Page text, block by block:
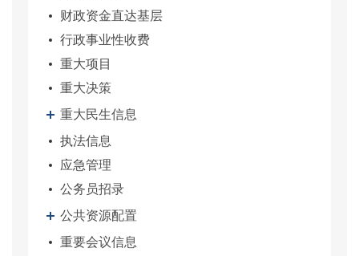
财政资金直达基层
行政事业性收费
重大项目
重大决策
重大民生信息
执法信息
应急管理
公务员招录
公共资源配置
重要会议信息